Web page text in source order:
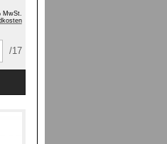
MwSt.
/17